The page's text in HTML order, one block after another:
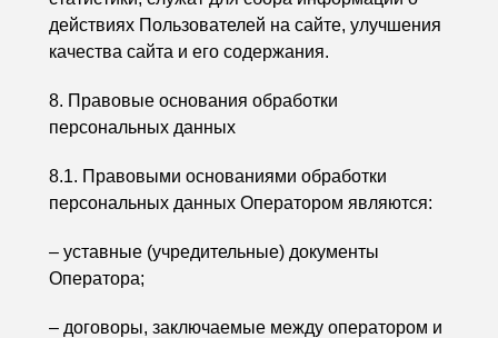
действиях Пользователей на сайте, улучшения
качества сайта и его содержания.
8. Правовые основания обработки
персональных данных
8.1. Правовыми основаниями обработки
персональных данных Оператором являются:
– уставные (учредительные) документы
Оператора;
– договоры, заключаемые между оператором и